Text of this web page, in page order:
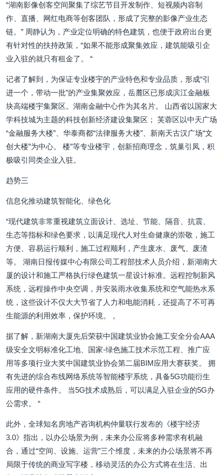
“湖南影像创客空间聚集了综艺节目开发制作、短视频内容制
作、直播、网红电商等创客团队，形成了完整的影像产业生态
链。” 周静认为，产业定位明确的特色建筑，也便于政府出台更
有针对性的扶持政策，“如果不能形成聚集效应，建筑能吸引企
业入驻的就只有租金了。 “
记者了解到，为保证专业楼宇的产业特色和专业品质，形成“引
进一个，带动一批”的产业集聚效应，岳麓区已形成滨江金融板
块高端楼宇集聚区。湖南金融中心作为其名片。 山西省以国家大
学科技城为主题的科技创新经济建设集聚区； 芙蓉区以中天广场
“金融服务大楼”、华泰商都“法律服务大楼”、新南天古汉广场“文
创大楼”为中心。 楼”等专业楼宇，创新招商理念，筑巢引凤，积
极吸引同类企业入驻。
趋势三
信息化推动建筑智能化、绿色化
“现代建筑非常重视建筑立面设计、选址、节能、隔音、抗震、
生态等指标和绿色要求，以满足现代人对生命健康的崇敬，施工
方便、容易运行顺利，施工过程顺利，产生废水、废气、废渣
等。 湖南日报传媒中心有限公司工程部技术人员介绍，新湖南大
厦的设计和施工严格执行绿色建筑一星设计标准。远程控制新风
系统，远程操作中央空调，并安装雨水收集系统和空气能热水系
统，这些设计不仅大大节省了人力和电能消耗，还提高了不可再
生能源的利用效率，保护环境。 。
据了解，新湖南大厦先后荣获中国建筑业协会施工安全分会AAA
级安全文明标准化工地、国家-绿色施工技术示范工程、推广应
用等多项行业大奖中国建筑业协会第二届BIM应用大赛获奖。 拥
有先进的综合布线网络系统等智能楼宇系统，具备5G功能衍生
应用的硬件条件。 当5G技术成熟后，可以满足入驻企业的5G办
公需求。 “
此外，全球知名房地产咨询机构仲量联行发布的《楼宇经济
3.0》指出，以办公场景为例，未来办公应将多种需求有机融
合，通过“空间、设施、运营”三个维度，未来的办公场景将不再
局限于传统的商业写字楼，移动灵活的办公方式将在生活、出